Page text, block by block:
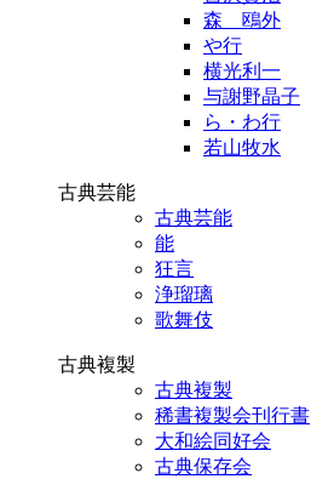
森 鴎外
や行
横光利一
与謝野晶子
ら・わ行
若山牧水
古典芸能
古典芸能
能
狂言
浄瑠璃
歌舞伎
古典複製
古典複製
稀書複製会刊行書
大和絵同好会
古典保存会